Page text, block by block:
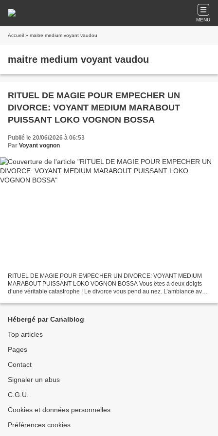
MENU
Accueil » maitre medium voyant vaudou
maitre medium voyant vaudou
RITUEL DE MAGIE POUR EMPECHER UN
DIVORCE: VOYANT MEDIUM MARABOUT
PUISSANT LOKO VOGNON BOSSA
Publié le 20/06/2026 à 06:53
Par Voyant vognon
RITUEL DE MAGIE POUR EMPECHER UN DIVORCE: VOYANT MEDIUM
MARABOUT PUISSANT LOKO VOGNON BOSSA Vous êtes à deux doigts
d’une véritable catastrophe ! Le divorce vous pend au nez. L’ambiance avec
Hébergé par Canalblog
Top articles
Pages
Contact
Signaler un abus
C.G.U.
Cookies et données personnelles
Préférences cookies